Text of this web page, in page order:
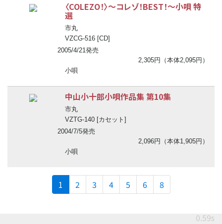
〈COLEZO！〉〜コレゾ！BEST！〜小唄 特
選
市丸
VZCG-516 [CD]
2005/4/21発売
2,305円（本体2,095円）
小唄
中山小十郎小唄作品集 第10集
市丸
VZTG-140 [カセット]
2004/7/5発売
2,096円（本体1,905円）
小唄
1 (current)
2 3 4 5 6 8
0.59s